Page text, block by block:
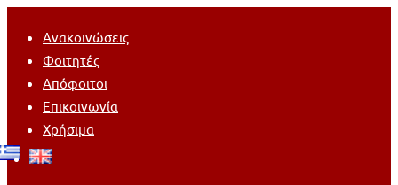
Ανακοινώσεις
Φοιτητές
Απόφοιτοι
Επικοινωνία
Χρήσιμα